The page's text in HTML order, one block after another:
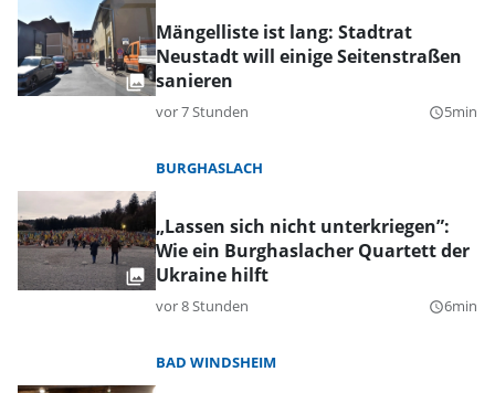
Mängelliste ist lang: Stadtrat
Neustadt will einige Seitenstraßen
sanieren
vor 7 Stunden query_builder5min
BURGHASLACH
„Lassen sich nicht unterkriegen”:
Wie ein Burghaslacher Quartett der
Ukraine hilft
vor 8 Stunden query_builder6min
BAD WINDSHEIM